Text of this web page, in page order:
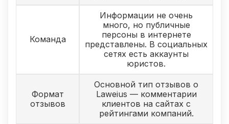
Команда
Информации не очень
много, но публичные
персоны в интернете
представлены. В социальных
сетях есть аккаунты
юристов.
Формат
отзывов
Основной тип отзывов о
Laweius — комментарии
клиентов на сайтах с
рейтингами компаний.